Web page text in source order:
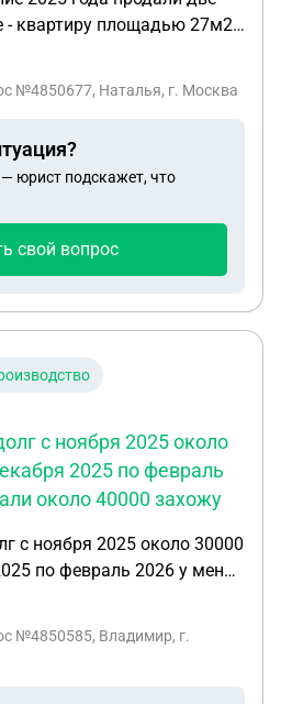
- квартиру площадью 27м2
3 лет) и в декабре -
кадастровая
квартир. У нас семья с
мы право в нашем случае
НДФЛ с продажи квартиры
№4850677, Наталья, г. Москва
юрист подскажет, что
свой вопрос
с ноября 2025 около
2025 по февраль
около 40000 захожу
с ноября 2025 около 30000
по февраль 2026 у меня
захожу на гос услуги как
подскажите что делать
№4850585, Владимир, г.